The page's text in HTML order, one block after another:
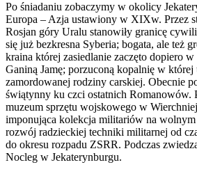
Po śniadaniu zobaczymy w okolicy
Europa – Azja ustawiony w XIXw. Przez
Rosjan góry Uralu stanowiły granicę
się już bezkresna Syberia; bogata, ale też
kraina której zasiedlanie zaczęto dopiero
Ganiną Jamę; porzuconą kopalnię w
zamordowanej rodziny carskiej. Obecnie
świątynny ku czci ostatnich Romanowów.
muzeum sprzętu wojskowego w
imponująca kolekcja militariów na
rozwój radzieckiej techniki militarnej od
do okresu rozpadu ZSRR. Podczas
Nocleg w Jekaterynburgu.